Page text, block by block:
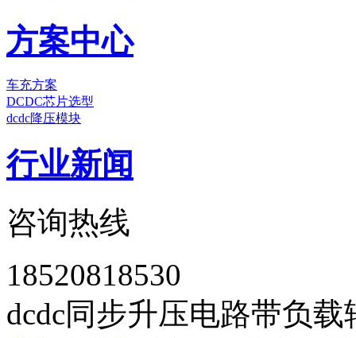
方案中心
车充方案
DCDC芯片选型
dcdc降压模块
行业新闻
咨询热线
18520818530
dcdc同步升压电路带负载